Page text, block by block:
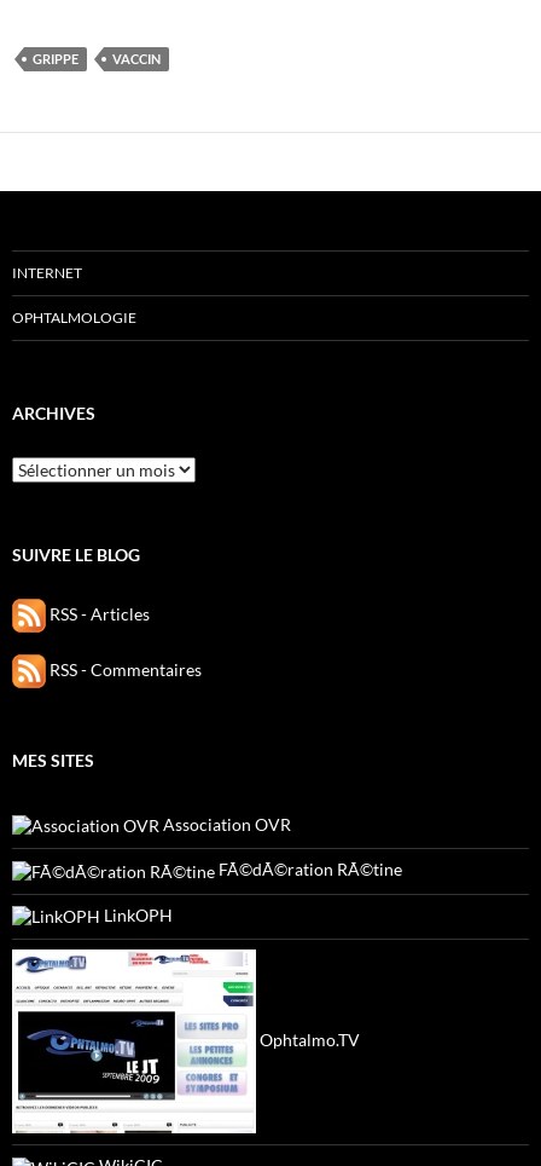
GRIPPE VACCIN
INTERNET
OPHTALMOLOGIE
ARCHIVES
Archives
SUIVRE LE BLOG
RSS - Articles
RSS - Commentaires
MES SITES
Association OVR
FÃ©dÃ©ration RÃ©tine
LinkOPH
Ophtalmo.TV